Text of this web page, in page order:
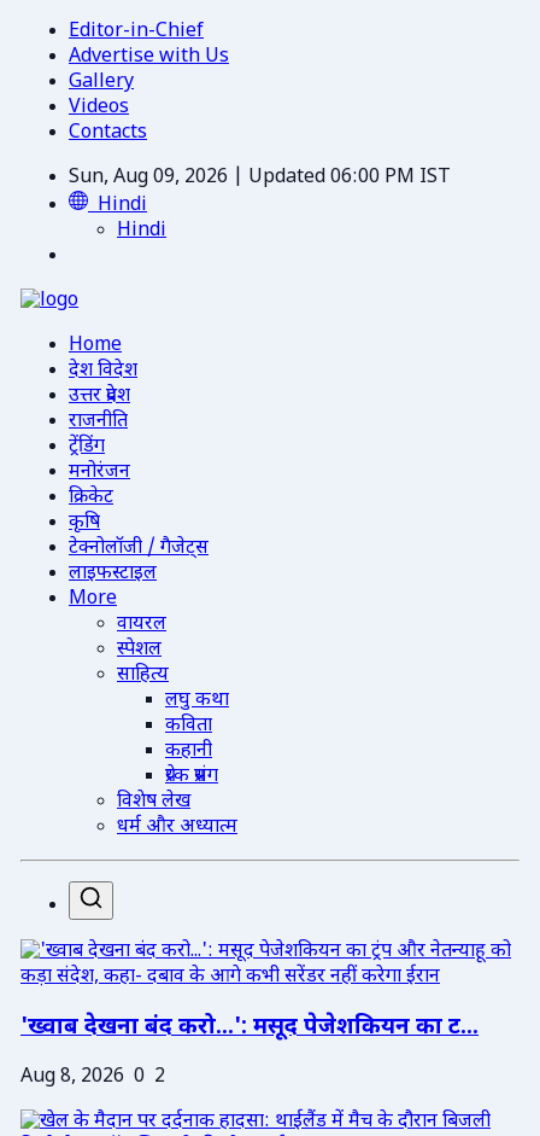
Editor-in-Chief
Advertise with Us
Gallery
Videos
Contacts
Sun, Aug 09, 2026 | Updated 06:00 PM IST
Hindi
Hindi
Home
देश विदेश
उत्तर प्रदेश
राजनीति
ट्रेंडिंग
मनोरंजन
क्रिकेट
कृषि
टेक्नोलॉजी / गैजेट्स
लाइफस्टाइल
More
वायरल
स्पेशल
साहित्य
लघु कथा
कविता
कहानी
प्रेरक प्रसंग
विशेष लेख
धर्म और अध्यात्म
'ख्वाब देखना बंद करो...': मसूद पेजेशकियन का ट...
Aug 8, 2026 0 2